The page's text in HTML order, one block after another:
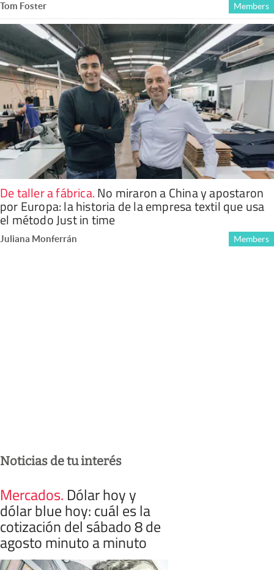
Tom Foster Members
De taller a fábrica.No miraron a China y apostaron
por Europa: la historia de la empresa textil que usa
el método Just in time
Juliana Monferrán Members
Noticias de tu interés
Mercados. Dólar hoy y
dólar blue hoy: cuál es la
cotización del sábado 8 de
agosto minuto a minuto